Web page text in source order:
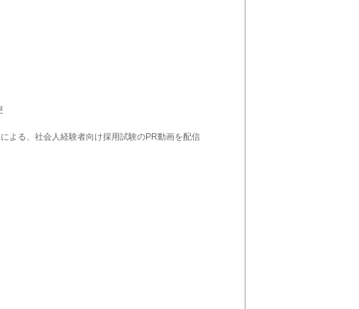
よる、社会人経験者向け採用試験のPR動画を配信